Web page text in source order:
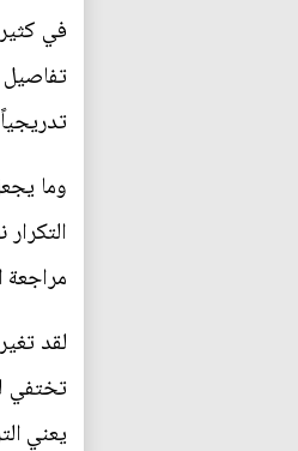
في
وما
مراجعة
لقد
تختفي
يعني